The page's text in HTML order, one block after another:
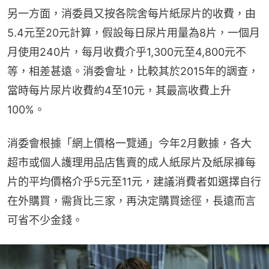
另一方面，消委員又按各院舍每片紙尿片的收費，由
5.4元至20元計算，假設每日尿片用量為8片，一個月
月使用240片，每月收費介乎1,300元至4,800元不
等，相差甚遠。消委會址，比較其於2015年的調查，
當時每片尿片收費約4至10元，其最高收費上升
100%。
消委會根據「網上價格一覽通」今年2月數據，各大
超市或個人護理用品店售賣的成人紙尿片及紙尿褲每
片的平均價格介乎5元至11元，建議消費者如選擇自行
在外購買，需貨比三家，再決定購買途徑，長遠而言
可省不少金錢。